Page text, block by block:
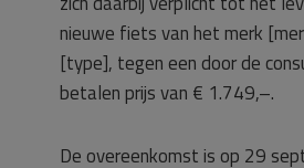
nieuwe fiets van het merk
[type], tegen een door de
betalen prijs van € 1.749,–.
De overeenkomst is op 29